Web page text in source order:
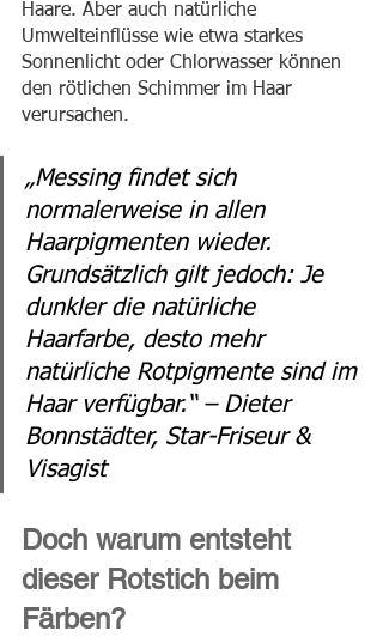
Haare. Aber auch natürliche
Umwelteinflüsse wie etwa starkes
Sonnenlicht oder Chlorwasser können
den rötlichen Schimmer im Haar
verursachen.
„Messing findet sich
normalerweise in allen
Haarpigmenten wieder.
Grundsätzlich gilt jedoch: Je
dunkler die natürliche
Haarfarbe, desto mehr
natürliche Rotpigmente sind im
Haar verfügbar.“ – Dieter
Bonnstädter, Star-Friseur &
Visagist
Doch warum entsteht
dieser Rotstich beim
Färben?